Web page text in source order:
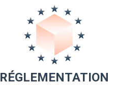
RÉGLEMENTATION